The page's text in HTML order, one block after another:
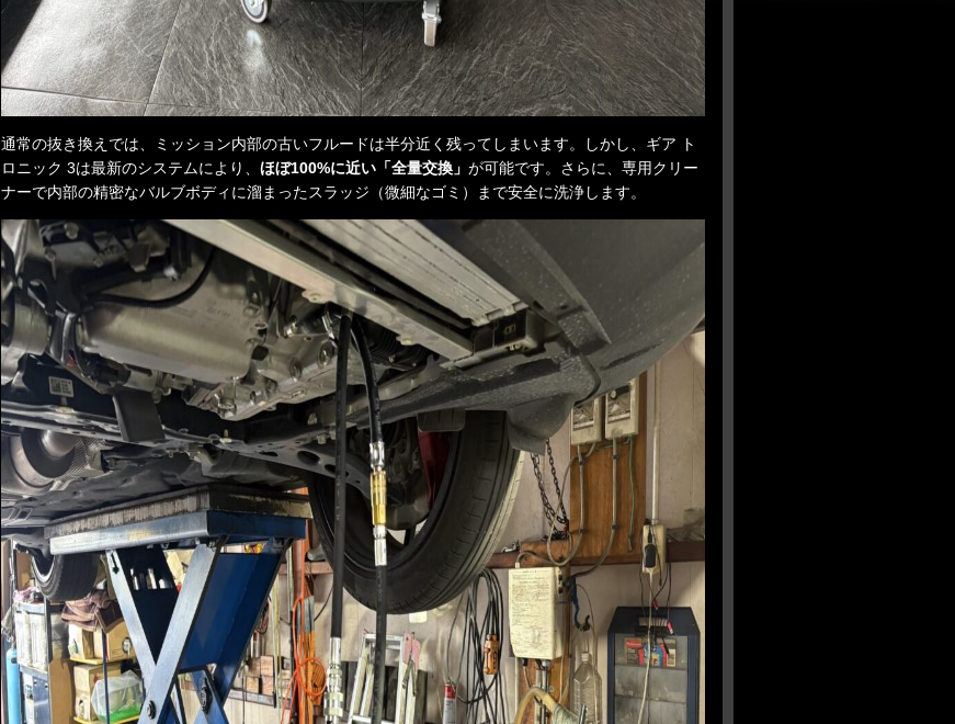
通常の抜き換えでは、ミッション内部の古いフルードは半分近く残ってしまいます。しかし、ギア ト
ロニック 3は最新のシステムにより、 ほぼ100%に近い「全量交換」 が可能です。さらに、専用クリー
ナーで内部の精密なバルブボディに溜まったスラッジ（微細なゴミ）まで安全に洗浄します。